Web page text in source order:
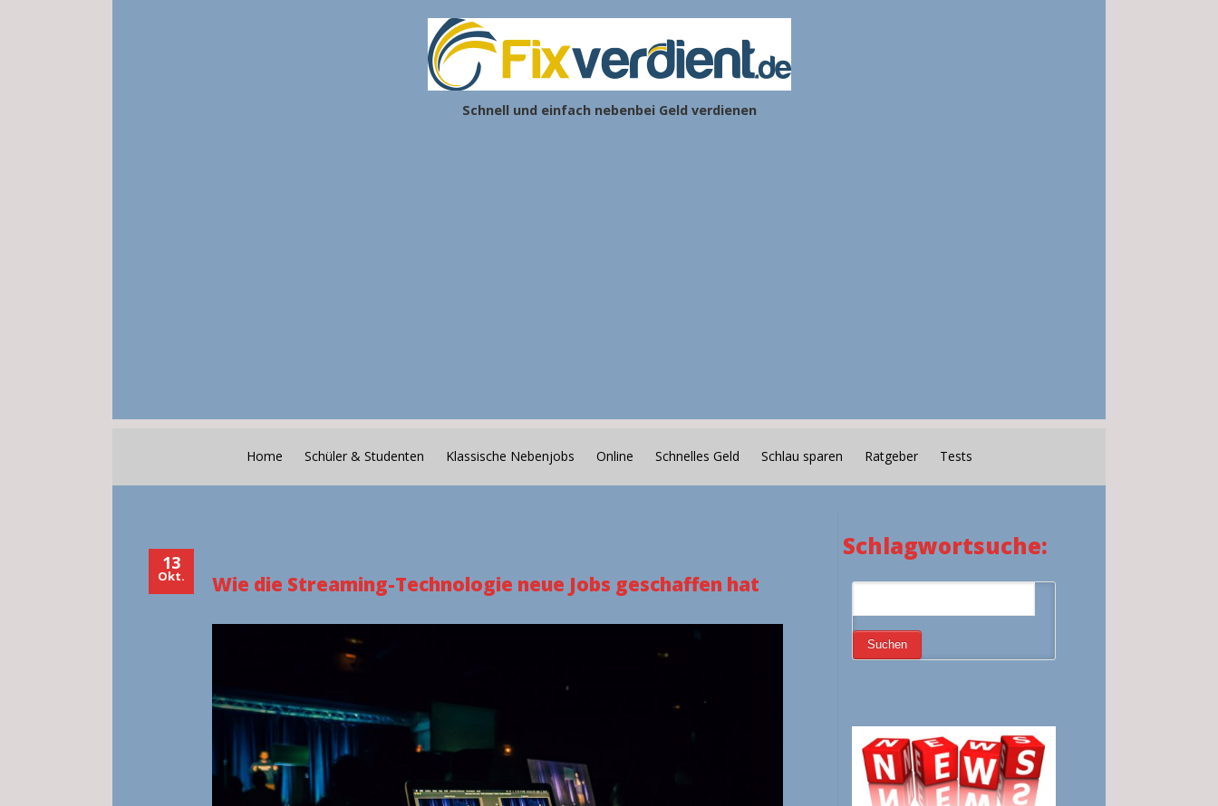
Schnell und einfach nebenbei Geld verdienen
Home Schüler & Studenten Klassische Nebenjobs Online Schnelles Geld Schlau sparen Ratgeber Tests
13
Okt. Wie die Streaming-Technologie neue Jobs geschaffen hat
Schlagwortsuche: